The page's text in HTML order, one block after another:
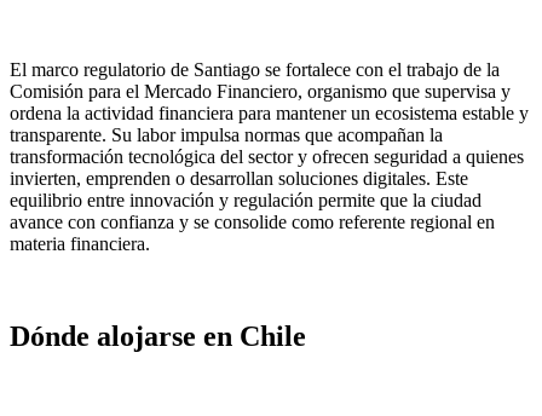
El marco regulatorio de Santiago se fortalece con el trabajo de la
Comisión para el Mercado Financiero, organismo que supervisa y
ordena la actividad financiera para mantener un ecosistema estable y
transparente. Su labor impulsa normas que acompañan la
transformación tecnológica del sector y ofrecen seguridad a quienes
invierten, emprenden o desarrollan soluciones digitales. Este
equilibrio entre innovación y regulación permite que la ciudad
avance con confianza y se consolide como referente regional en
materia financiera.
Dónde alojarse en Chile